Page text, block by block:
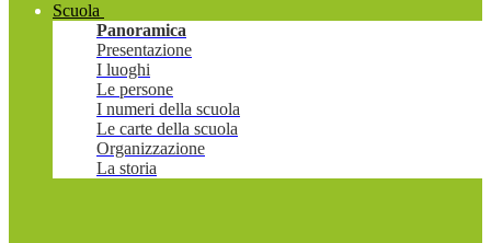
Scuola
Panoramica
Presentazione
I luoghi
Le persone
I numeri della scuola
Le carte della scuola
Organizzazione
La storia